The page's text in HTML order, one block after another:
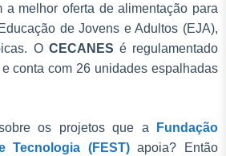
a melhor oferta de alimentação para
de Jovens e Adultos (EJA),
O CECANES é regulamentado
conta com 26 unidades espalhadas
os projetos que a
Fundação
Tecnologia (FEST)apoia? Então